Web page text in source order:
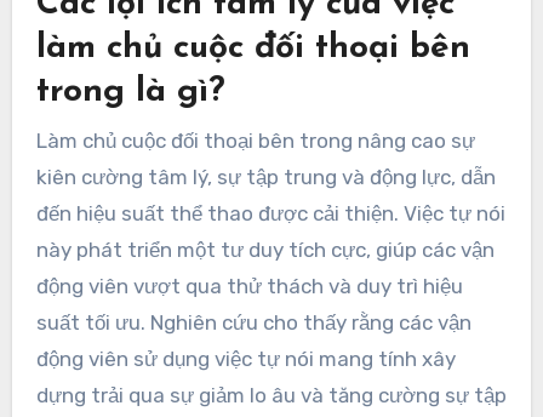
làm chủ cuộc đối thoại bên
trong là gì?
Làm chủ cuộc đối thoại bên trong nâng cao sự
kiên cường tâm lý, sự tập trung và động lực, dẫn
đến hiệu suất thể thao được cải thiện. Việc tự nói
này phát triển một tư duy tích cực, giúp các vận
động viên vượt qua thử thách và duy trì hiệu
suất tối ưu. Nghiên cứu cho thấy rằng các vận
động viên sử dụng việc tự nói mang tính xây
dựng trải qua sự giảm lo âu và tăng cường sự tập